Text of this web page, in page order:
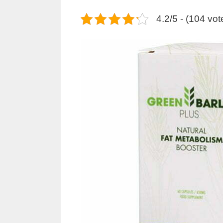
4.2/5 - (104